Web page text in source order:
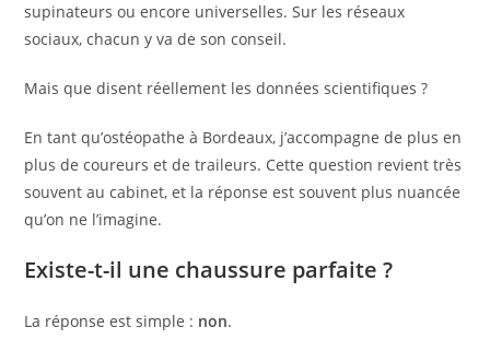
supinateurs ou encore universelles. Sur les réseaux
sociaux, chacun y va de son conseil.
Mais que disent réellement les données scientifiques ?
En tant qu’ostéopathe à Bordeaux, j’accompagne de plus en
plus de coureurs et de traileurs. Cette question revient très
souvent au cabinet, et la réponse est souvent plus nuancée
qu’on ne l’imagine.
Existe-t-il une chaussure parfaite ?
La réponse est simple : non.